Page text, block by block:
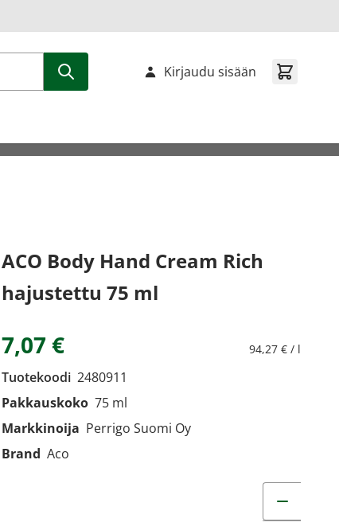
Kirjaudu sisään
ACO Body Hand Cream Rich
hajustettu 75 ml
7,07 € 94,27 € / l
Tuotekoodi 2480911
Pakkauskoko 75 ml
Markkinoija Perrigo Suomi Oy
Brand Aco